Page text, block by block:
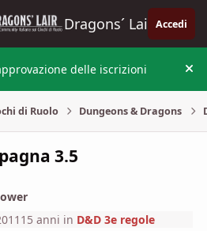
Dragons´ Lair Accedi
delle iscrizioni
di Ruolo Dungeons & Dragons
3.5
15 anni in D&D 3e regole